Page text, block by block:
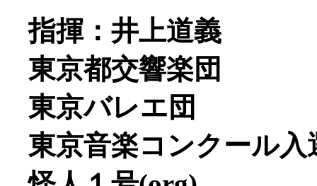
指揮：井上道義
東京都交響楽団
東京バレエ団
東京音楽コンクール